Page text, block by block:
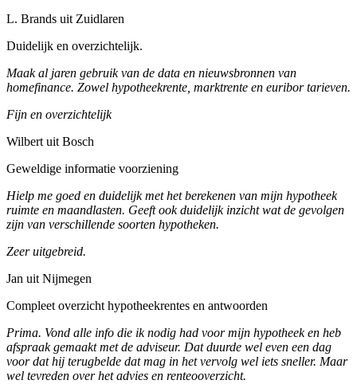
L. Brands uit Zuidlaren
Duidelijk en overzichtelijk.
Maak al jaren gebruik van de data en nieuwsbronnen van
homefinance. Zowel hypotheekrente, marktrente en euribor tarieven.
Fijn en overzichtelijk
Wilbert uit Bosch
Geweldige informatie voorziening
Hielp me goed en duidelijk met het berekenen van mijn hypotheek
ruimte en maandlasten. Geeft ook duidelijk inzicht wat de gevolgen
zijn van verschillende soorten hypotheken.
Zeer uitgebreid.
Jan uit Nijmegen
Compleet overzicht hypotheekrentes en antwoorden
Prima. Vond alle info die ik nodig had voor mijn hypotheek en heb
afspraak gemaakt met de adviseur. Dat duurde wel even een dag
voor dat hij terugbelde dat mag in het vervolg wel iets sneller. Maar
wel tevreden over het advies en renteooverzicht.